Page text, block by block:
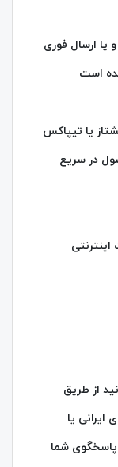
یا ارسال فوری
یا تیپاکس
در سریع‌
از طریق
ایرانی یا
پاسخگوی شما